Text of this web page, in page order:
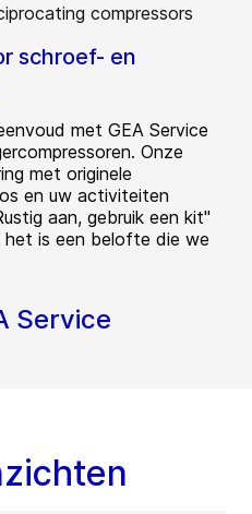
schroef- en
met GEA Service
Onze
met originele
en uw activiteiten
aan, gebruik een kit"
het is een belofte die we
Service